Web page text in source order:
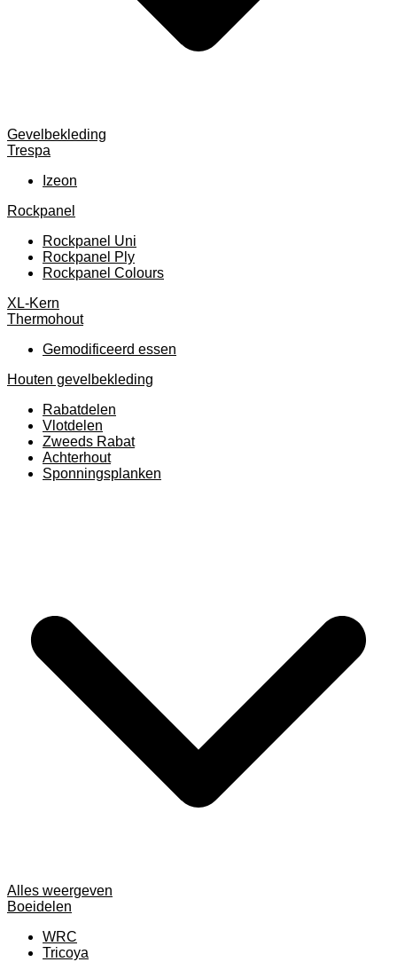
Gevelbekleding
Trespa
Izeon
Rockpanel
Rockpanel Uni
Rockpanel Ply
Rockpanel Colours
XL-Kern
Thermohout
Gemodificeerd essen
Houten gevelbekleding
Rabatdelen
Vlotdelen
Zweeds Rabat
Achterhout
Sponningsplanken
Alles weergeven
Boeidelen
WRC
Tricoya